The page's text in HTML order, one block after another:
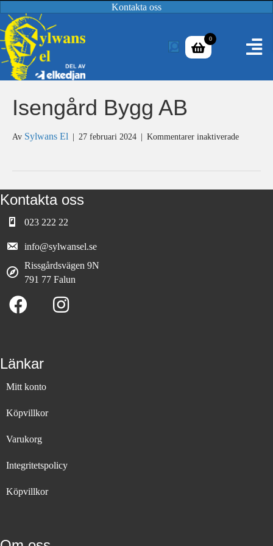
Kontakta oss
0
Isengård Bygg AB
Av Sylwans El 27 februari 2024 Kommentarer inaktiveradeför
AB
Kontakta oss
023 222 22
info@sylwansel.se
Rissgårdsvägen 9N
791 77 Falun
Länkar
Mitt konto
Köpvillkor
Varukorg
Integritetspolicy
Köpvillkor